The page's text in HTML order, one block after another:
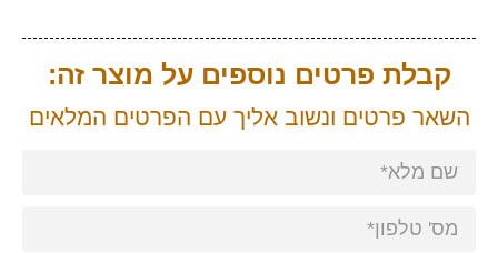
קבלת פרטים נוספים על מוצר זה:
השאר פרטים ונשוב אליך עם הפרטים המלאים